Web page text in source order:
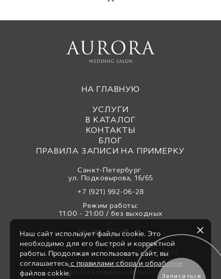
НА ГЛАВНУЮ
УСЛУГИ
В КАТАЛОГ
КОНТАКТЫ
БЛОГ
ПРАВИЛА ЗАПИСИ НА ПРИМЕРКУ
Санкт-Петербург
ул. Подковырова, 16/65
+7 (921) 992-06-28
Режим работы:
11:00 - 21:00 / без выходных
Свадебный салон «Аврора» © 2017-2026
Все права защищены
Политика конфиденциальности
Наш сайт использует файлы cookie. Это
необходимо для его быстрой и корректной
работы. Продолжая использовать сайт, вы
соглашаетесь с правилами сбора и обработки
файлов cokkie.
Записаться